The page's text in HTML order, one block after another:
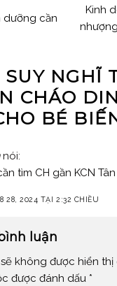
dưỡng cần
Kinh
NGHĨ
CHÁO
BÉ
nói:
tìm CH gần KCN
28, 2024 TẠI 2:32 CHIỀU
luận
không được hiển thị
được đánh dấu *